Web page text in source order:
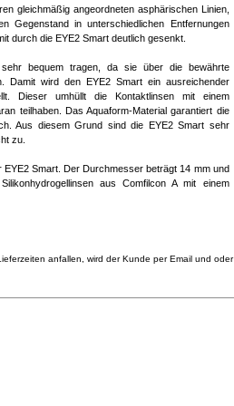
gleichmäßig angeordneten asphärischen Linien,
Gegenstand in unterschiedlichen Entfernungen
durch die EYE2 Smart deutlich gesenkt.
bequem tragen, da sie über die bewährte
Damit wird den EYE2 Smart ein ausreichender
Dieser umhüllt die Kontaktlinsen mit einem
teilhaben. Das Aquaform-Material garantiert die
Aus diesem Grund sind die EYE2 Smart sehr
zu.
Smart. Der Durchmesser beträgt 14 mm und
aus Comfilcon A mit einem
anfallen, wird der Kunde per Email und oder